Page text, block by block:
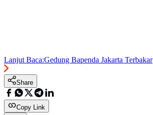
Lanjut Baca:Gedung Bapenda Jakarta Terbakar
Share
Copy Link